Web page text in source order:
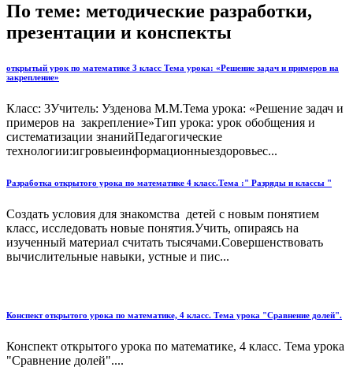
По теме: методические разработки,
презентации и конспекты
открытый урок по математике 3 класс Тема урока: «Решение задач и примеров на
закрепление»
Класс: 3Учитель: Узденова М.М.Тема урока: «Решение задач и
примеров на закрепление»Тип урока: урок обобщения и
систематизации знанийПедагогические
технологии:игровыеинформационныездоровьес...
Разработка открытого урока по математике 4 класс.Тема :" Разряды и классы "
Создать условия для знакомства детей с новым понятием
класс, исследовать новые понятия.Учить, опираясь на
изученный материал считать тысячами.Совершенствовать
вычислительные навыки, устные и пис...
Конспект открытого урока по математике, 4 класс. Тема урока "Сравнение долей".
Конспект открытого урока по математике, 4 класс. Тема урока
"Сравнение долей"....